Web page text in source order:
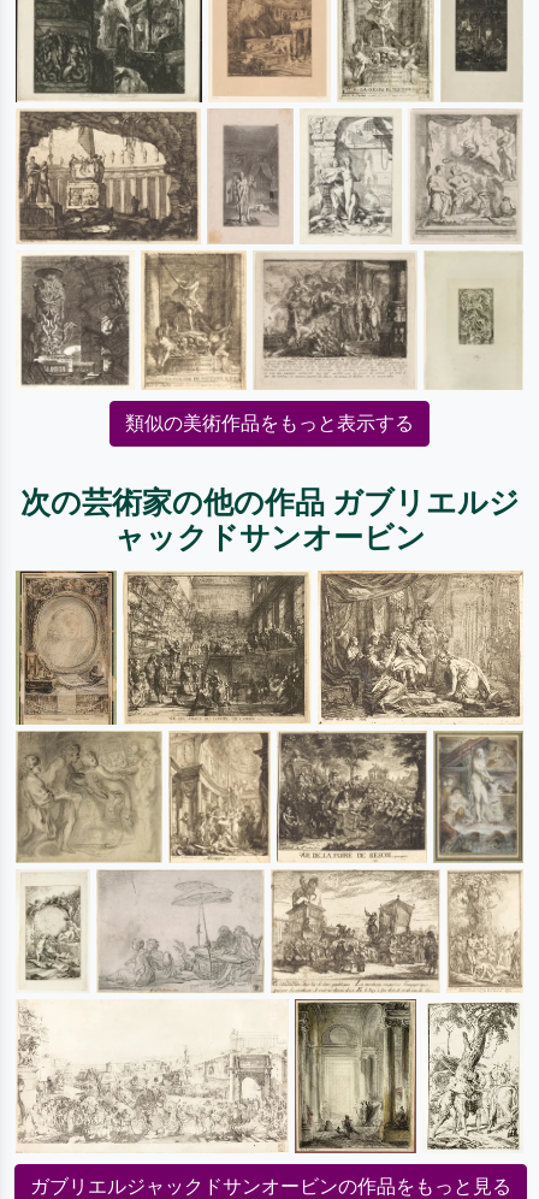
類似の美術作品をもっと表示する
次の芸術家の他の作品 ガブリエルジ
ャックドサンオービン
ガブリエルジャックドサンオービンの作品をもっと見る